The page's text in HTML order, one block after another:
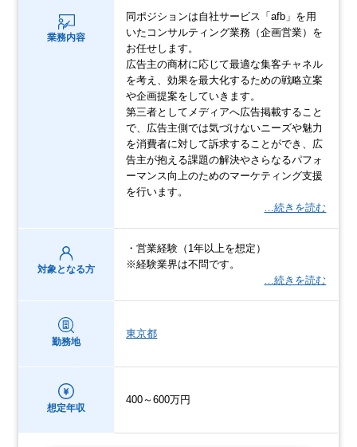
業務内容
同ポジションは自社サービス「afb」を用
いたコンサルティング業務（企画営業）を
お任せします。
広告主の商材に応じて最適な集客チャネル
を考え、効果を最大化するための戦略立案
や企画提案をしていきます。
第三者としてメディアへ広告掲載すること
で、広告主側では気づけないニーズや魅力
を消費者に対して訴求することができ、広
告主が抱える課題の解決やさらなるパフォ
ーマンス向上のためのマーケティング支援
を行います。
…続きを読む
対象となる方
・営業経験（1年以上を想定）
※経験業界は不問です。
…続きを読む
勤務地
東京都
想定年収
400～600万円